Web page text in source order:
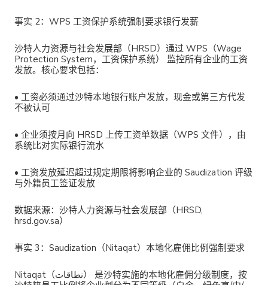
事实 2：WPS 工资保护系统强制要求银行发薪
沙特人力资源与社会发展部（HRSD）通过 WPS（Wage
Protection System，工资保护系统）
监控所有企业的工资
发放。核心要求包括：
• 工资必须通过沙特本地银行账户发放，现金或第三方代发
不被认可
• 企业须按月 向 HRSD 上传工资单数据 （WPS 文件），由
系统比对实际银行流水
• 工资发放延迟超过规定期限将影响企业的 Saudization 评级
与外籍员工签证发放
数据来源：沙特人力资源与社会发展部（HRSD,
hrsd.gov.sa）
事实 3：Saudization（Nitaqat）本地化雇佣比例强制要求
Nitaqat（نطاقات）
是沙特实施的本地化雇佣分级制度，按